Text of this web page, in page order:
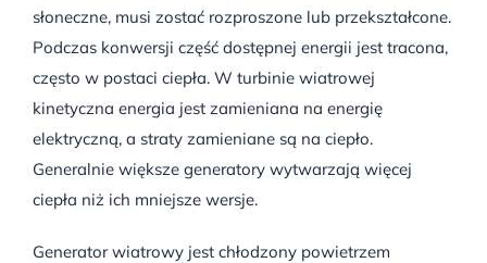
słoneczne, musi zostać rozproszone lub przekształcone.
Podczas konwersji część dostępnej energii jest tracona,
często w postaci ciepła. W turbinie wiatrowej
kinetyczna energia jest zamieniana na energię
elektryczną, a straty zamieniane są na ciepło.
Generalnie większe generatory wytwarzają więcej
ciepła niż ich mniejsze wersje.
Generator wiatrowy jest chłodzony powietrzem